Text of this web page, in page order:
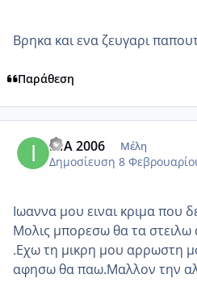
Βρηκα και ενα ζευγαρι
Παράθεση
INA 2006 Μέλη
Δημοσίευση 8
Ιωαννα μου ειναι κριμα που
Μολις μπορεσω θα τα στειλω
.Εχω τη μικρη μου αρρωστη
αφησω θα παω.Μαλλον την